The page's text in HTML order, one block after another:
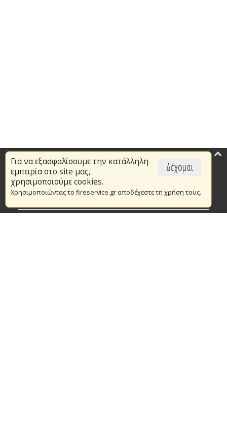
Δέχομαι
Για να εξασφαλίσουμε την κατάλληλη
εμπειρία στο site μας,
χρησιμοποιούμε cookies.
Χρησιμοποιώντας το fireservice.gr αποδέχεστε τη χρήση τους.
Επικαιρότητα
Το Πυροσβεστικό Σώμα